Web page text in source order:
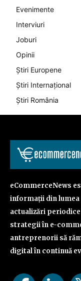
Evenimente
Interviuri
Joburi
Opinii
Știri Europene
Știri Internațional
Știri România
eCommerceNews
informații din
actualizări
strategii în e-
antreprenorii să
digital în continuă